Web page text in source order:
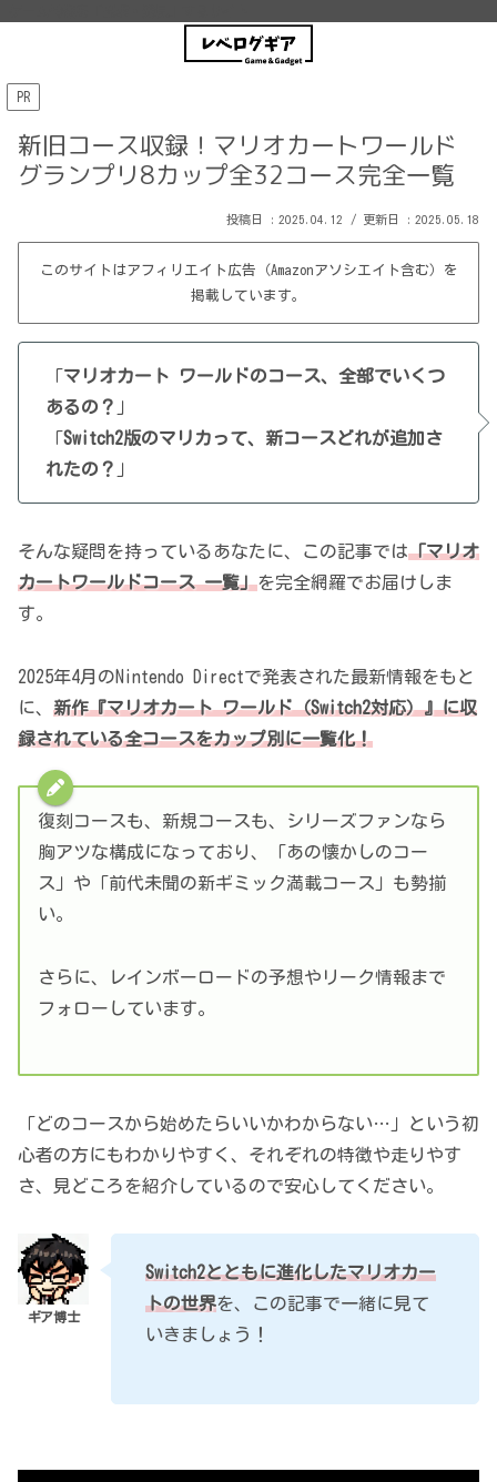
PR
新旧コース収録！マリオカートワールド
グランプリ8カップ全32コース完全一覧
2025.04.12 2025.05.18
このサイトはアフィリエイト広告（Amazonアソシエイト含む）を
掲載しています。
「 マリオカート ワールドのコース、全部でいくつ
あるの？ 」
「 Switch2版のマリカって、新コースどれが追加さ
れたの？ 」
そんな疑問を持っているあなたに、この記事では「マリオ
カートワールドコース 一覧」を完全網羅でお届けしま
す。
2025年4月のNintendo Directで発表された最新情報をもと
に、 新作『マリオカート ワールド（Switch2対応）』に収
録されている全コースをカップ別に一覧化！
復刻コースも、新規コースも、シリーズファンなら
胸アツな構成になっており、「あの懐かしのコー
ス」や「前代未聞の新ギミック満載コース」も勢揃
い。
さらに、レインボーロードの予想やリーク情報まで
フォローしています。
「どのコースから始めたらいいかわからない…」という初
心者の方にもわかりやすく、それぞれの特徴や走りやす
さ、見どころを紹介しているので安心してください。
Switch2とともに進化したマリオカー
トの世界を、この記事で一緒に見て
いきましょう！